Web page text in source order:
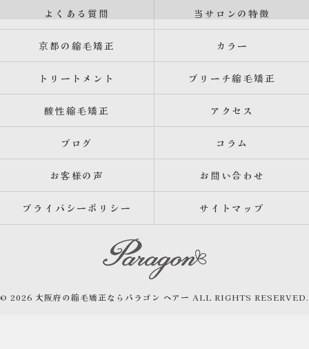
よくある質問 当サロンの特徴
京都の縮毛矯正 カラー
トリートメント ブリーチ縮毛矯正
酸性縮毛矯正 アクセス
ブログ コラム
お客様の声 お問い合わせ
プライバシーポリシー サイトマップ
© 2026 大阪府の縮毛矯正ならパラゴン ヘアー ALL RIGHTS RESERVED.